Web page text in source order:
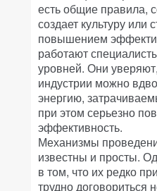
есть общие правила,
создает культуру
повышением
работают
уровней. Они
индустрии можно
энергию,
при этом серьезно
эффективность.
Механизмы
известны и просты.
в том, что их редко
трудно договориться